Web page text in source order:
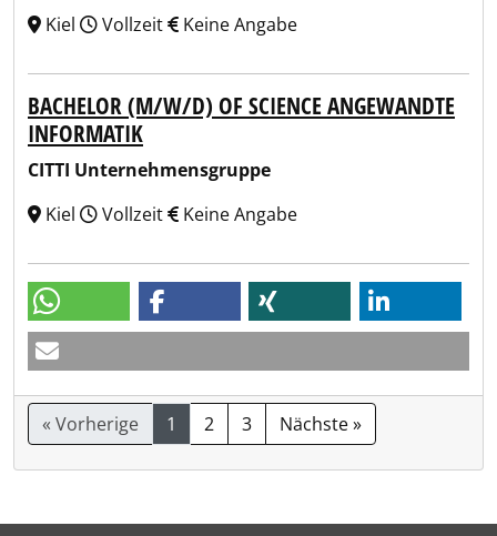
Kiel
Vollzeit Keine Angabe
BACHELOR (M/W/D) OF SCIENCE ANGEWANDTE
INFORMATIK
CITTI Unternehmensgruppe
Kiel
Vollzeit Keine Angabe
« Vorherige 1 2 3 Nächste »